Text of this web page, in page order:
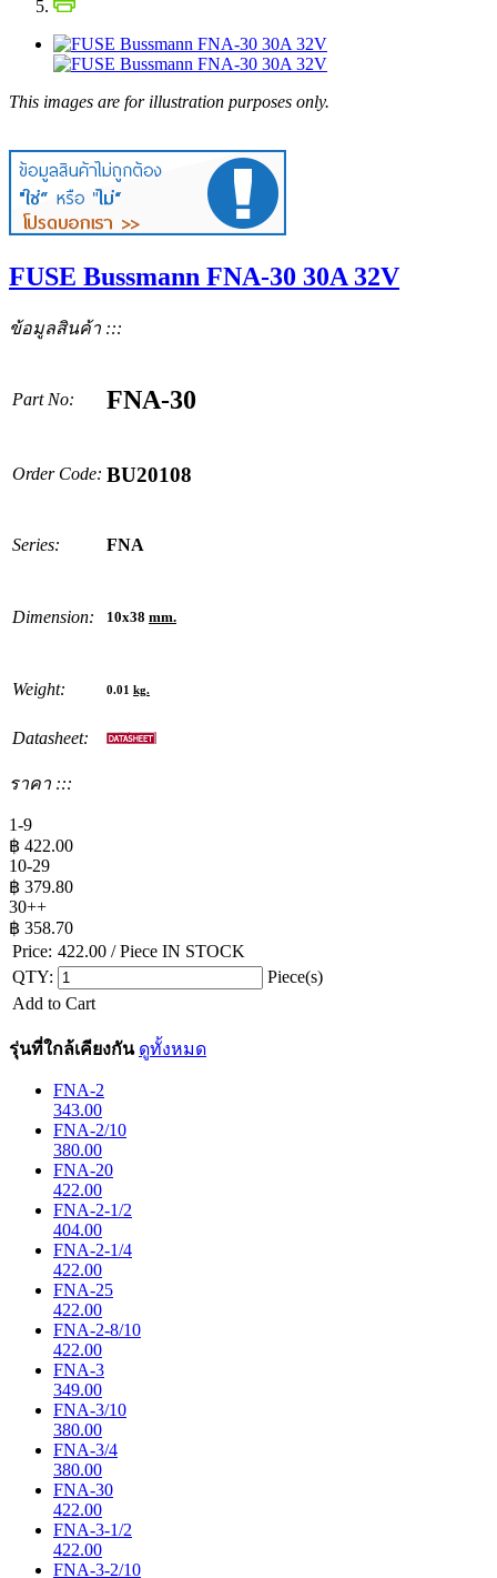
This images are for illustration purposes only.
FUSE Bussmann FNA-30 30A 32V
ข้อมูลสินค้า :::
Part No: FNA-30
Order Code: BU20108
Series: FNA
Dimension: 10x38 mm.
Weight: 0.01 kg.
Datasheet:
ราคา :::
1-9
฿ 422.00
10-29
฿ 379.80
30++
฿ 358.70
Price: 422.00 / Piece IN STOCK
QTY:
Piece(s)
Add to Cart
รุ่นที่ใกล้เคียงกัน ดูทั้งหมด
FNA-2
343.00
FNA-2/10
380.00
FNA-20
422.00
FNA-2-1/2
404.00
FNA-2-1/4
422.00
FNA-25
422.00
FNA-2-8/10
422.00
FNA-3
349.00
FNA-3/10
380.00
FNA-3/4
380.00
FNA-30
422.00
FNA-3-1/2
422.00
FNA-3-2/10